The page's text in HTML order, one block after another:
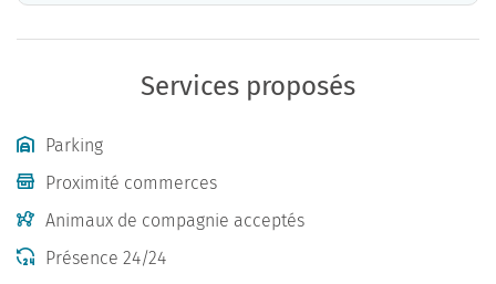
Services proposés
Parking
Proximité commerces
Animaux de compagnie acceptés
Présence 24/24